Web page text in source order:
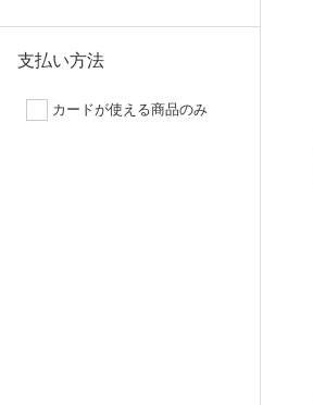
支払い方法
カードが使える商品のみ